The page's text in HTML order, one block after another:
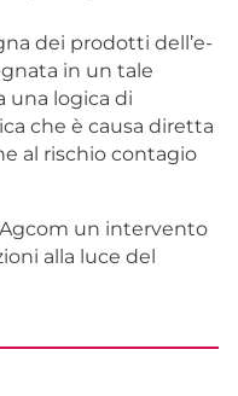
dei prodotti dell’e-
in un tale
una logica di
che è causa diretta
al rischio contagio
un intervento
alla luce del